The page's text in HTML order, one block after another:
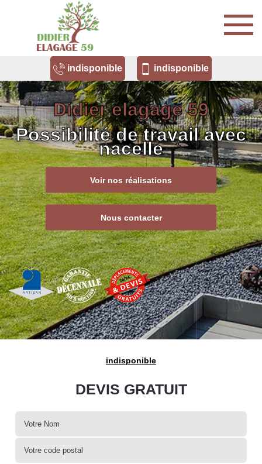
indisponible indisponible
Didier elagage 59
Possibilité de travail avec
nacelle
Voir nos réalisations
Nous contacter
indisponible
DEVIS GRATUIT